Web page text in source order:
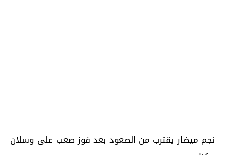
نجم ميضار يقترب من الصعود بعد فوز صعب على وسلان